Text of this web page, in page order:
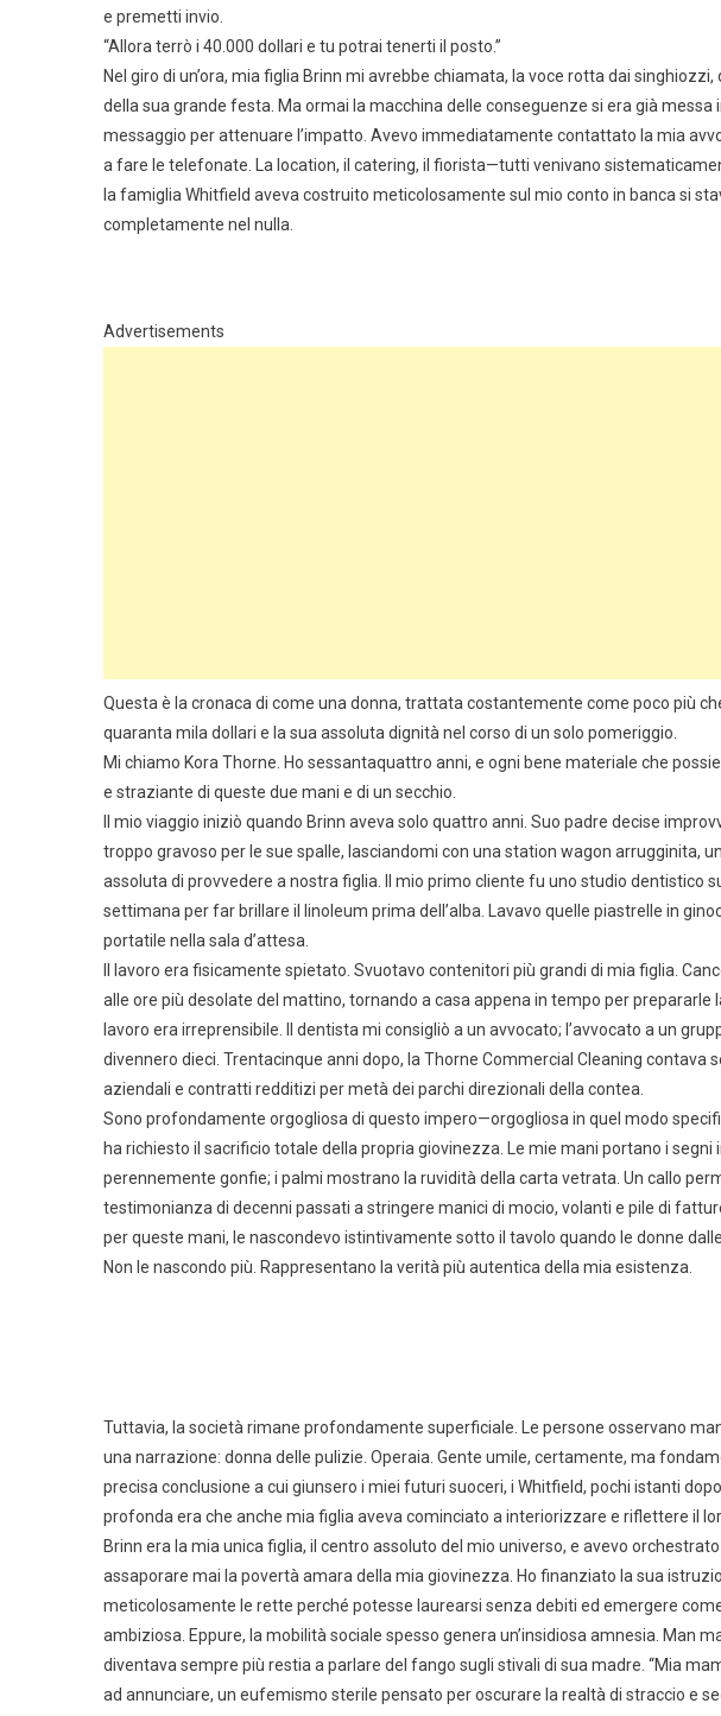
e premetti invio.
“Allora terrò i 40.000 dollari e tu potrai tenerti il posto.”
Nel giro di un’ora, mia figlia Brinn mi avrebbe chiamata, la voce rotta dai
della sua grande festa. Ma ormai la macchina delle conseguenze si era già messa
messaggio per attenuare l’impatto. Avevo immediatamente contattato la mia
a fare le telefonate. La location, il catering, il fiorista—tutti venivano
la famiglia Whitfield aveva costruito meticolosamente sul mio conto in banca si
completamente nel nulla.
Advertisements
Questa è la cronaca di come una donna, trattata costantemente come poco più
quaranta mila dollari e la sua assoluta dignità nel corso di un solo pomeriggio.
Mi chiamo Kora Thorne. Ho sessantaquattro anni, e ogni bene materiale che
e straziante di queste due mani e di un secchio.
Il mio viaggio iniziò quando Brinn aveva solo quattro anni. Suo padre decise
troppo gravoso per le sue spalle, lasciandomi con una station wagon arrugginita,
assoluta di provvedere a nostra figlia. Il mio primo cliente fu uno studio dentistico
settimana per far brillare il linoleum prima dell’alba. Lavavo quelle piastrelle in
portatile nella sala d’attesa.
Il lavoro era fisicamente spietato. Svuotavo contenitori più grandi di mia figlia.
alle ore più desolate del mattino, tornando a casa appena in tempo per prepararle
lavoro era irreprensibile. Il dentista mi consigliò a un avvocato; l’avvocato a un
divennero dieci. Trentacinque anni dopo, la Thorne Commercial Cleaning contava
aziendali e contratti redditizi per metà dei parchi direzionali della contea.
Sono profondamente orgogliosa di questo impero—orgogliosa in quel modo
ha richiesto il sacrificio totale della propria giovinezza. Le mie mani portano i segni
perennemente gonfie; i palmi mostrano la ruvidità della carta vetrata. Un callo
testimonianza di decenni passati a stringere manici di mocio, volanti e pile di
per queste mani, le nascondevo istintivamente sotto il tavolo quando le donne
Non le nascondo più. Rappresentano la verità più autentica della mia esistenza.
Tuttavia, la società rimane profondamente superficiale. Le persone osservano
una narrazione: donna delle pulizie. Operaia. Gente umile, certamente, ma
precisa conclusione a cui giunsero i miei futuri suoceri, i Whitfield, pochi istanti
profonda era che anche mia figlia aveva cominciato a interiorizzare e riflettere il
Brinn era la mia unica figlia, il centro assoluto del mio universo, e avevo
assaporare mai la povertà amara della mia giovinezza. Ho finanziato la sua
meticolosamente le rette perché potesse laurearsi senza debiti ed emergere
ambiziosa. Eppure, la mobilità sociale spesso genera un’insidiosa amnesia. Man
diventava sempre più restia a parlare del fango sugli stivali di sua madre. “Mia
ad annunciare, un eufemismo sterile pensato per oscurare la realtà di straccio e